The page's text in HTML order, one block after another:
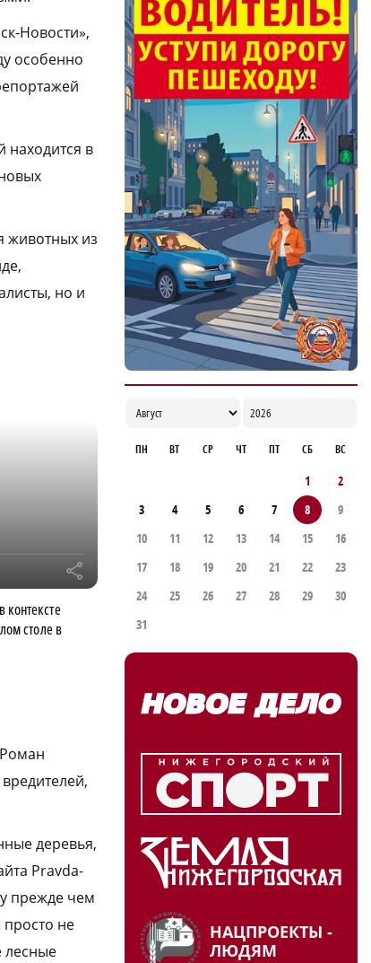
Новости»,
особенно
находится в
животных из
но и
r
столе в
деревья,
Pravda-
прежде чем
не
лесные
выбрали имя
19:22
Неизвестный напал с домогательствами
на нижегородку в Московском районе
18:10
Форум для матерей и жён погибших
бойцов СВО прошёл в Павловском округе
18:01
ПН ВТ СР ЧТ ПТ СБ ВС
1
2
3
4 5 6 7 8
9
10
11 12 13 14 15
16
17
18 19 20 21 22
23
24
25 26 27 28 29
30
31
НАЦПРОЕКТЫ -
ЛЮДЯМ